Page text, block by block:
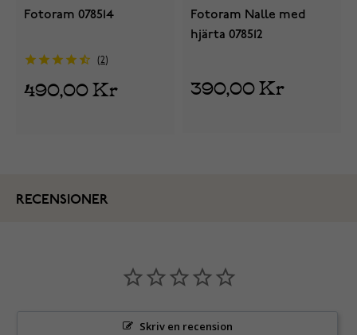
Fotoram 078514
2
490,00 Kr
Fotoram Nalle med
hjärta 078512
390,00 Kr
RECENSIONER
Skriv en recension